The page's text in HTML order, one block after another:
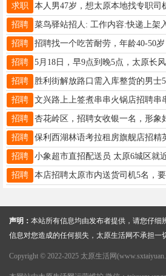
求职
招聘
招聘
招聘
招聘
招聘
招聘
招聘
招聘
招聘
声明： 本站所有信息均由发布者提供，请您仔细
信息对您造成的任何损失，太原生活网不承担一
Copyright © 2022-2025 太原生活网